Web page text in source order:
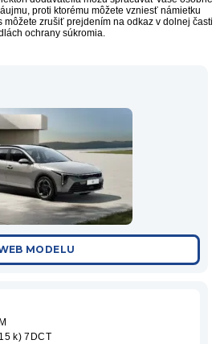
proti ktorému môžete vzniesť námietku
zrušiť prejdením na odkaz v dolnej časti
ochrany súkromia.
MODELU
k) 7DCT